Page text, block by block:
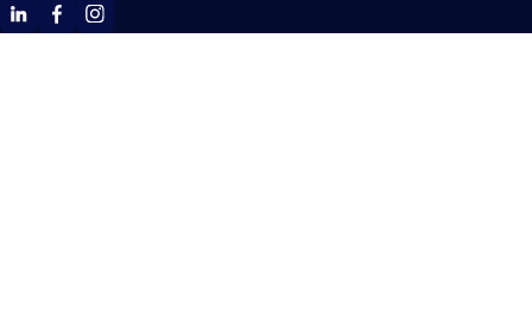
WSKZ Linkedin
WSKZ Facebook
WSKZ Instagram